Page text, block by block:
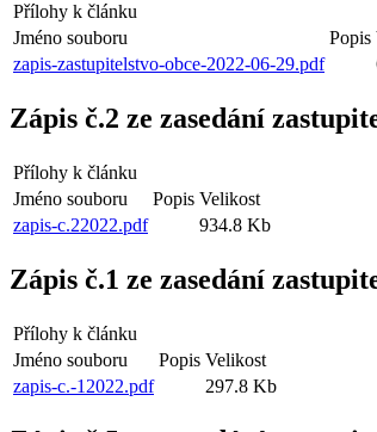
Přílohy k článku
Jméno souboru
Popis
zapis-zastupitelstvo-obce-2022-06-29.pdf
Zápis č.2 ze zasedání
Přílohy k článku
Jméno souboru
Popis Velikost
zapis-c.22022.pdf
934.8 Kb
Zápis č.1 ze zasedání
Přílohy k článku
Jméno souboru
Popis Velikost
zapis-c.-12022.pdf
297.8 Kb